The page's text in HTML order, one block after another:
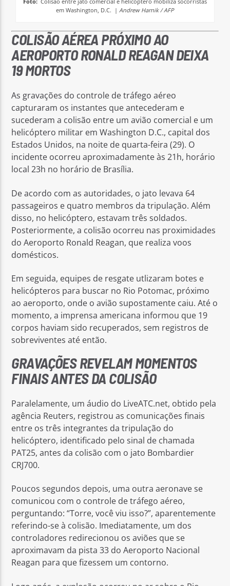
em Washington, D.C. | Andrew Harnik / AFP
COLISÃO AÉREA PRÓXIMO AO
AEROPORTO RONALD REAGAN DEIXA
19 MORTOS
As gravações do controle de tráfego aéreo
capturaram os instantes que antecederam e
sucederam a colisão entre um avião comercial e um
helicóptero militar em Washington D.C., capital dos
Estados Unidos, na noite de quarta-feira (29). O
incidente ocorreu aproximadamente às 21h, horário
local 23h no horário de Brasília.
De acordo com as autoridades, o jato levava 64
passageiros e quatro membros da tripulação. Além
disso, no helicóptero, estavam três soldados.
Posteriormente, a colisão ocorreu nas proximidades
do Aeroporto Ronald Reagan, que realiza voos
domésticos.
Em seguida, equipes de resgate utlizaram botes e
helicópteros para buscar no Rio Potomac, próximo
ao aeroporto, onde o avião supostamente caiu. Até o
momento, a imprensa americana informou que 19
corpos haviam sido recuperados, sem registros de
sobreviventes até então.
GRAVAÇÕES REVELAM MOMENTOS
FINAIS ANTES DA COLISÃO
Paralelamente, um áudio do LiveATC.net, obtido pela
agência Reuters, registrou as comunicações finais
entre os três integrantes da tripulação do
helicóptero, identificado pelo sinal de chamada
PAT25, antes da colisão com o jato Bombardier
CRJ700.
Poucos segundos depois, uma outra aeronave se
comunicou com o controle de tráfego aéreo,
perguntando: “Torre, você viu isso?”, aparentemente
referindo-se à colisão. Imediatamente, um dos
controladores redirecionou os aviões que se
aproximavam da pista 33 do Aeroporto Nacional
Reagan para que fizessem um contorno.